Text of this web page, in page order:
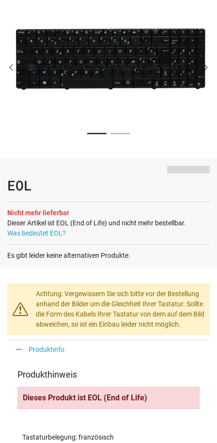
EOL
Nicht mehr lieferbar
Dieser Artikel ist EOL (End of Life) und nicht mehr bestellbar.
Was bedeutet EOL?
Es gibt leider keine alternativen Produkte.
Achtung: Vergewissern Sie sich bitte vor der Bestellung
anhand der Bilder um die Gleichheit Ihrer Tastatur. Sollte
die Form des Kabels Ihrer Tastatur von dem auf dem Bild
abweichen, so ist ein Einbau leider nicht möglich.
Produktinfo
Produkthinweis
Dieses Produkt ist EOL (End of Life)
Tastaturbelegung: französisch